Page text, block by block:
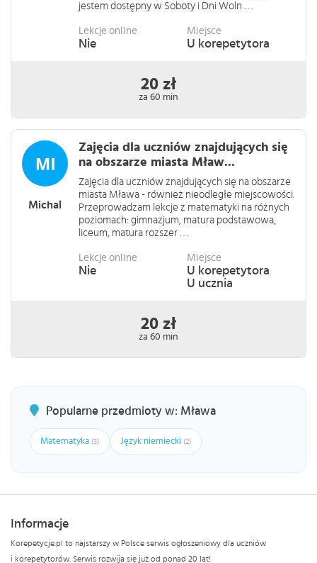
jestem dostępny w Soboty i Dni Woln . . .
Lekcje online
Nie
Miejsce
U korepetytora
20 zł
za 60 min
Michal
Zajęcia dla uczniów znajdujących się
na obszarze miasta Mław...
Zajęcia dla uczniów znajdujących się na obszarze
miasta Mława - również nieodległe miejscowości.
Przeprowadzam lekcje z matematyki na różnych
poziomach: gimnazjum, matura podstawowa,
liceum, matura rozszer . . .
Lekcje online
Nie
Miejsce
U korepetytora
U ucznia
20 zł
za 60 min
Popularne przedmioty w: Mława
Matematyka (3) Język niemiecki (2)
Informacje
Korepetycje.pl to najstarszy w Polsce serwis ogłoszeniowy dla uczniów
i korepetytorów. Serwis rozwija się już od ponad 20 lat!